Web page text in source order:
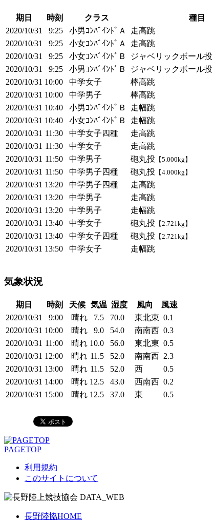
期日 時刻 クラス 種目
2020/10/31
9:25 小男ｺﾝﾊﾞｲﾝﾄﾞＡ 走高跳
2020/10/31
9:25 小女ｺﾝﾊﾞｲﾝﾄﾞＡ 走高跳
2020/10/31
9:25 小女ｺﾝﾊﾞｲﾝﾄﾞＢ ジャベリックボール投
2020/10/31
9:25 小男ｺﾝﾊﾞｲﾝﾄﾞＢ ジャベリックボール投
2020/10/31 10:00 中学女子 棒高跳
2020/10/31 10:00 中学男子 棒高跳
2020/10/31 10:40 小男ｺﾝﾊﾞｲﾝﾄﾞＢ 走幅跳
2020/10/31 10:40 小女ｺﾝﾊﾞｲﾝﾄﾞＢ 走幅跳
2020/10/31 11:30 中学女子四種 走高跳
2020/10/31 11:30 中学女子 走高跳
2020/10/31 11:50 中学男子 砲丸投 【5.000kg】
2020/10/31 11:50 中学男子四種 砲丸投 【4.000kg】
2020/10/31 13:20 中学男子四種 走高跳
2020/10/31 13:20 中学男子 走高跳
2020/10/31 13:20 中学男子 走幅跳
2020/10/31 13:40 中学女子 砲丸投 【2.721kg】
2020/10/31 13:40 中学女子四種 砲丸投 【2.721kg】
2020/10/31 13:50 中学女子 走幅跳
気象状況
期日 時刻 天候 気温 湿度 風向
風速
2020/10/31
9:00 晴れ 7.5 70.0 東北東 0.1
2020/10/31 10:00 晴れ 9.0 54.0 南南西 0.3
2020/10/31 11:00 晴れ 10.0 56.0 東北東 0.5
2020/10/31 12:00 晴れ 11.5 52.0 南南西 2.3
2020/10/31 13:00 晴れ 11.5 52.0 西
0.5
2020/10/31 14:00 晴れ 12.5 43.0 西南西 0.2
2020/10/31 15:00 晴れ 12.5 37.0 東 0.5
PAGETOP
利用規約
このサイトについて
長野陸協HOME